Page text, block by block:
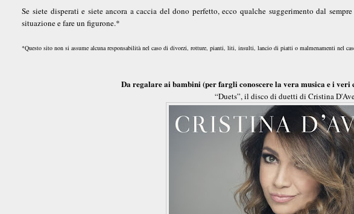
Se siete disperati e siete ancora a caccia del dono perfetto, ecco qualche suggerimento dal
situazione e fare un figurone.*
*Questo sito non si assume alcuna responsabilità nel caso di divorzi, rotture, pianti, liti, insulti, lancio di piatti o malmenamenti nel
Da regalare ai bambini (per fargli conoscere la vera musica e i
“Duets”, il disco di duetti di Cristina